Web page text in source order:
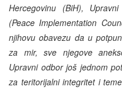
Hercegovinu (BiH),
(Peace Implementation
njihovu obavezu da u
za mir, sve njegove
Upravni odbor još jednom
za teritorijalni integritet i